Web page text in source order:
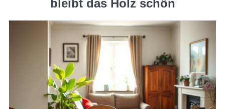
bleibt das Holz schön